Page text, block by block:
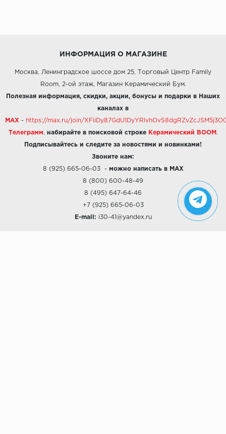
ИНФОРМАЦИЯ О МАГАЗИНЕ
Москва, Ленинградское шоссе дом 25, Торговый Центр Family
Room, 2-ой этаж, Магазин Керамический Бум.
Полезная информация, скидки, акции, бонусы и подарки в Наших
каналах в
MAX - https://max.ru/join/
Телеграмм набирайте в поисковой строке Керамический BOOM .
Подписывайтесь и следите за новостями и новинками!
Звоните нам:
8 (925) 665-06-03- можно написать в MAX
8 (800) 600-48-49
8 (495) 647-64-46
+7 (925) 665-06-03
E-mail: i30-41@yandex.ru